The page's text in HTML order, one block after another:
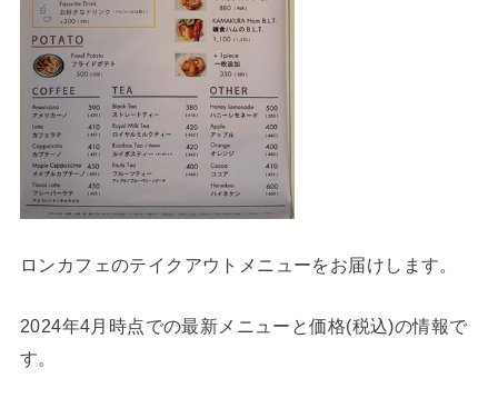
ロンカフェのテイクアウトメニューをお届けします。
2024年4月時点での最新メニューと価格(税込)の情報で
す。